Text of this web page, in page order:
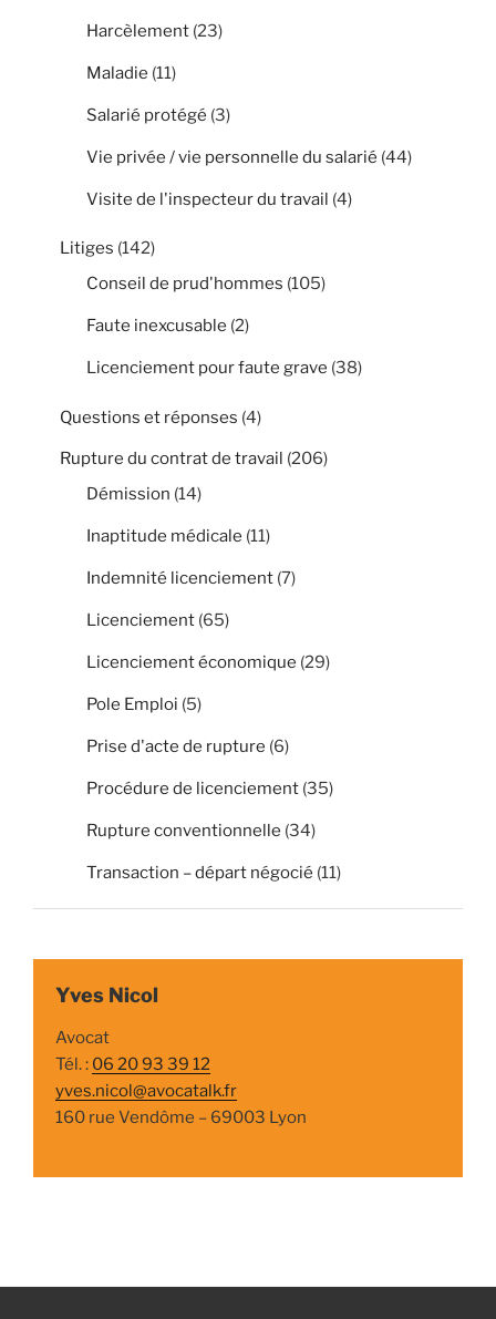
Harcèlement (23)
Maladie (11)
Salarié protégé (3)
Vie privée / vie personnelle du salarié (44)
Visite de l'inspecteur du travail (4)
Litiges (142)
Conseil de prud'hommes (105)
Faute inexcusable (2)
Licenciement pour faute grave (38)
Questions et réponses (4)
Rupture du contrat de travail (206)
Démission (14)
Inaptitude médicale (11)
Indemnité licenciement (7)
Licenciement (65)
Licenciement économique (29)
Pole Emploi (5)
Prise d'acte de rupture (6)
Procédure de licenciement (35)
Rupture conventionnelle (34)
Transaction – départ négocié (11)
Yves Nicol
Avocat
Tél. : 06 20 93 39 12
yves.nicol@avocatalk.fr
160 rue Vendôme – 69003 Lyon